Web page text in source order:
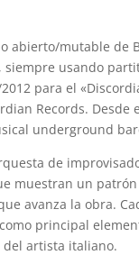
abierto/mutable de
usando
para el
Records.
underground
de
muestran un
avanza la obra.
principal
artista italiano.